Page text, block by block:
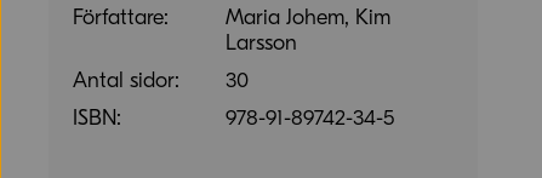
Författare:
Maria Johem, Kim
Larsson
Antal sidor:
30
ISBN:
978-91-89742-34-5